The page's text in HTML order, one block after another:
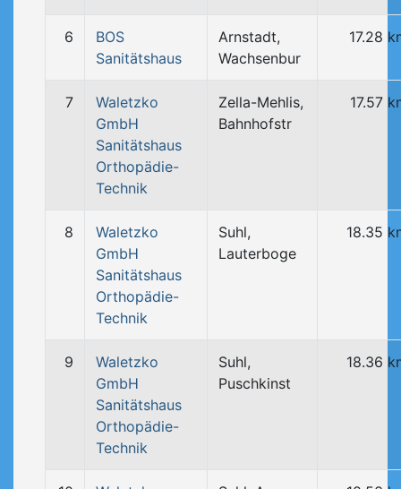
6
BOS
Sanitätshaus
Arnstadt,
Wachsenbur
17.28
7
Waletzko
GmbH
Sanitätshaus
Orthopädie-
Technik
Zella-Mehlis,
Bahnhofstr
17.57
8
Waletzko
GmbH
Sanitätshaus
Orthopädie-
Technik
Suhl,
Lauterboge
18.35
9
Waletzko
GmbH
Sanitätshaus
Orthopädie-
Technik
Suhl,
Puschkinst
18.36